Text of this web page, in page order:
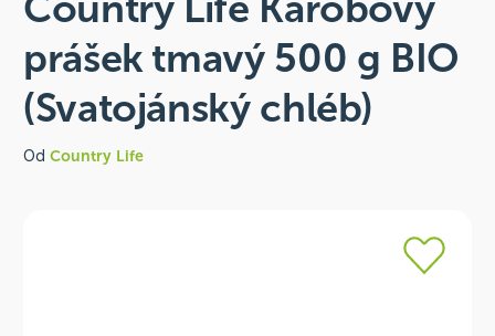
prášek tmavý 500 g BIO
(Svatojánský chléb)
Od Country Life